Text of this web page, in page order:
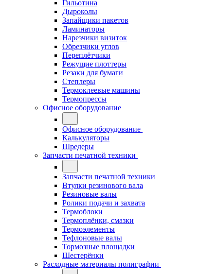
Гильотина
Дыроколы
Запайщики пакетов
Ламинаторы
Нарезчики визиток
Обрезчики углов
Переплётчики
Режущие плоттеры
Резаки для бумаги
Степлеры
Термоклеевые машины
Термопрессы
Офисное оборудование
Офисное оборудование
Калькуляторы
Шредеры
Запчасти печатной техники
Запчасти печатной техники
Втулки резинового вала
Резиновые валы
Ролики подачи и захвата
Термоблоки
Термоплёнки, смазки
Термоэлементы
Тефлоновые валы
Тормозные площадки
Шестерёнки
Расходные материалы полиграфии